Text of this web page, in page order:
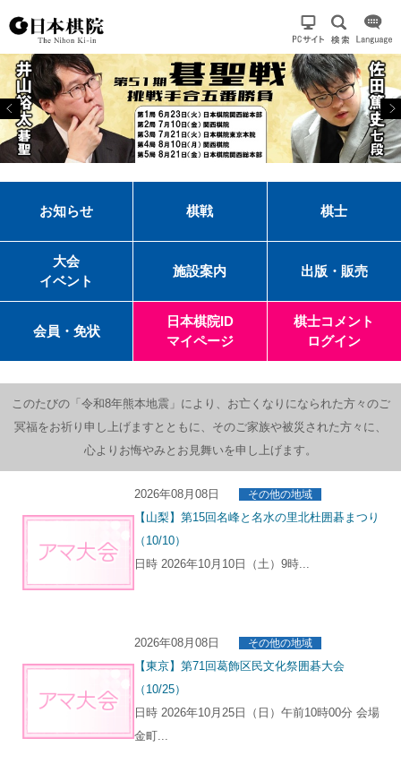
お知らせ 棋戦 棋士
大会
イベント
施設案内 出版・販売
会員・免状
日本棋院ID
マイページ
棋士コメント
ログイン
このたびの「令和8年熊本地震」により、お亡くなりになられた方々のご
冥福をお祈り申し上げますとともに、そのご家族や被災された方々に、
心よりお悔やみとお見舞いを申し上げます。
2026年08月08日 その他の地域
【山梨】第15回名峰と名水の里北杜囲碁まつり
（10/10）
日時 2026年10月10日（土）9時...
2026年08月08日 その他の地域
【東京】第71回葛飾区民文化祭囲碁大会
（10/25）
日時 2026年10月25日（日）午前10時00分 会場
金町...